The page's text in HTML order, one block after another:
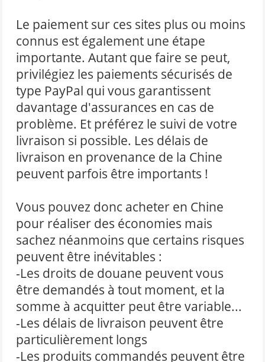
Le paiement sur ces sites plus ou moins
connus est également une étape
importante. Autant que faire se peut,
privilégiez les paiements sécurisés de
type PayPal qui vous garantissent
davantage d'assurances en cas de
problème. Et préférez le suivi de votre
livraison si possible. Les délais de
livraison en provenance de la Chine
peuvent parfois être importants !
Vous pouvez donc acheter en Chine
pour réaliser des économies mais
sachez néanmoins que certains risques
peuvent être inévitables :
-Les droits de douane peuvent vous
être demandés à tout moment, et la
somme à acquitter peut être variable...
-Les délais de livraison peuvent être
particulièrement longs
-Les produits commandés peuvent être